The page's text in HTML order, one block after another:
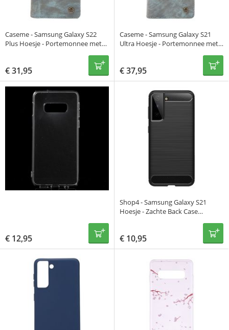
Caseme - Samsung Galaxy S22
Plus Hoesje - Portemonnee met
€31,95
Caseme - Samsung Galaxy S21
Ultra Hoesje - Portemonnee met
€37,95
€ 12,95
Shop4 - Samsung Galaxy S21
Hoesje - Zachte Back Case
€ 10,95